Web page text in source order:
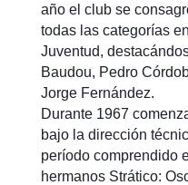
año el club se
todas las categorías
Juventud,
Baudou, Pedro
Jorge Fernández.
Durante 1967
bajo la dirección
período comprendido
hermanos Strático: